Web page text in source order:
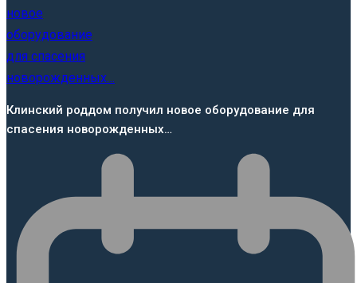
Клинский роддом получил новое оборудование для
спасения новорожденных…